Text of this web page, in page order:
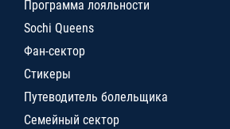
Программа лояльности
Sochi Queens
Фан-сектор
Стикеры
Путеводитель болельщика
Семейный сектор